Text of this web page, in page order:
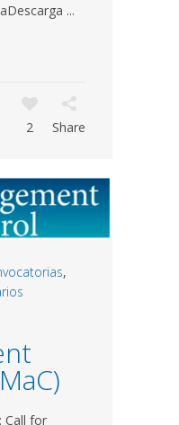
...
2 Share
,
Call for